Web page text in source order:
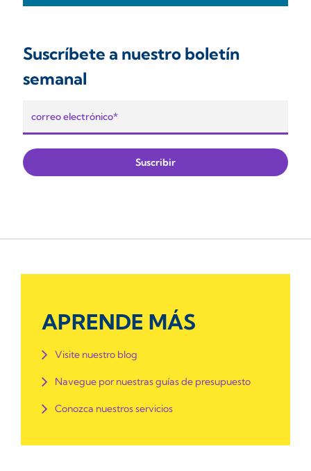
Suscríbete a nuestro boletín
semanal
APRENDE MÁS
Visite nuestro blog
Navegue por nuestras guías de presupuesto
Conozca nuestros servicios